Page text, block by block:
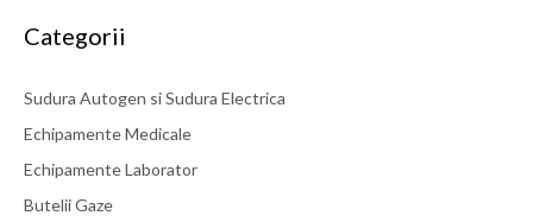
Categorii
Sudura Autogen si Sudura Electrica
Echipamente Medicale
Echipamente Laborator
Butelii Gaze